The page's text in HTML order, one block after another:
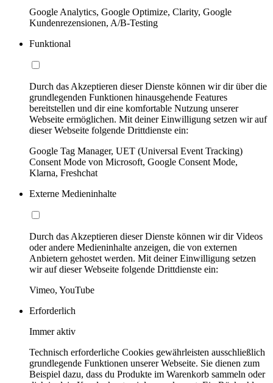
Google Analytics, Google Optimize, Clarity, Google
Kundenrezensionen, A/B-Testing
Funktional
Durch das Akzeptieren dieser Dienste können wir dir über die
grundlegenden Funktionen hinausgehende Features
bereitstellen und dir eine komfortable Nutzung unserer
Webseite ermöglichen. Mit deiner Einwilligung setzen wir auf
dieser Webseite folgende Drittdienste ein:
Google Tag Manager, UET (Universal Event Tracking)
Consent Mode von Microsoft, Google Consent Mode,
Klarna, Freshchat
Externe Medieninhalte
Durch das Akzeptieren dieser Dienste können wir dir Videos
oder andere Medieninhalte anzeigen, die von externen
Anbietern gehostet werden. Mit deiner Einwilligung setzen
wir auf dieser Webseite folgende Drittdienste ein:
Vimeo, YouTube
Erforderlich
Immer aktiv
Technisch erforderliche Cookies gewährleisten ausschließlich
grundlegende Funktionen unserer Webseite. Sie dienen zum
Beispiel dazu, dass du Produkte im Warenkorb sammeln oder